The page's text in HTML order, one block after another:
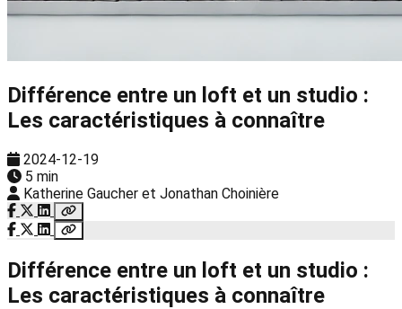
Différence entre un loft et un studio :
Les caractéristiques à connaître
2024-12-19
5 min
Katherine Gaucher et Jonathan Choinière
Différence entre un loft et un studio :
Les caractéristiques à connaître